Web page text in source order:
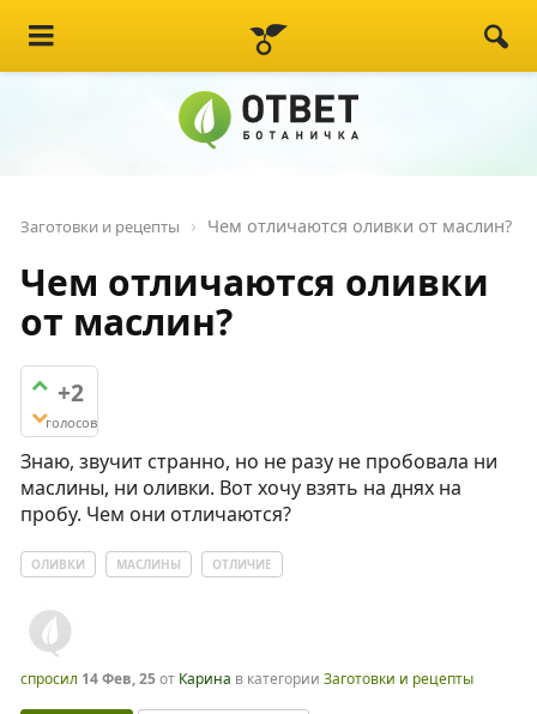
Заготовки и рецепты Чем отличаются оливки от маслин?
Чем отличаются оливки
от маслин?
+2
голосов
Знаю, звучит странно, но не разу не пробовала ни
маслины, ни оливки. Вот хочу взять на днях на
пробу. Чем они отличаются?
ОЛИВКИ МАСЛИНЫ ОТЛИЧИЕ
спросил 14 Фев, 25от Карина в категории Заготовки и рецепты